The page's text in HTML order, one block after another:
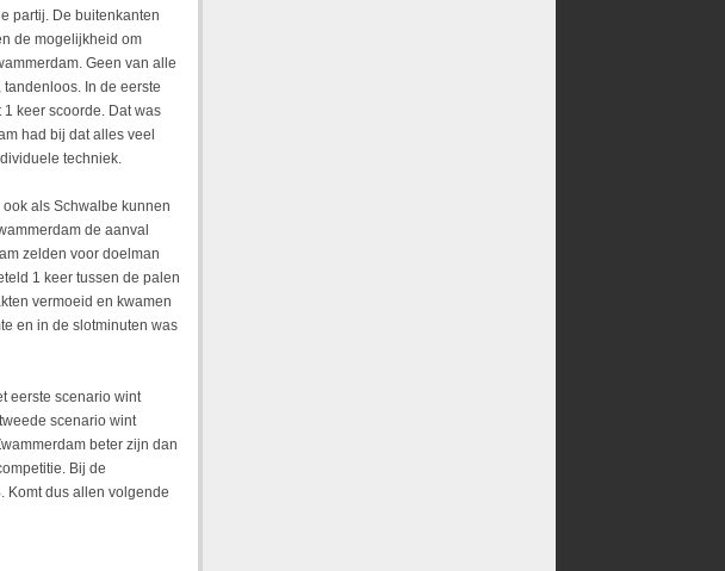
partij. De buitenkanten
de mogelijkheid om
Geen van alle
In de eerste
keer scoorde. Dat was
had bij dat alles veel
techniek.
als Schwalbe kunnen
de aanval
zelden voor doelman
1 keer tussen de palen
vermoeid en kwamen
en in de slotminuten was
eerste scenario wint
scenario wint
beter zijn dan
Bij de
Komt dus allen volgende